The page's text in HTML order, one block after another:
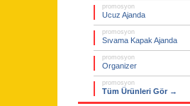
promosyon
Ucuz Ajanda
promosyon
Sıvama Kapak Ajanda
promosyon
Organizer
promosyon
Tüm Ürünleri Gör →